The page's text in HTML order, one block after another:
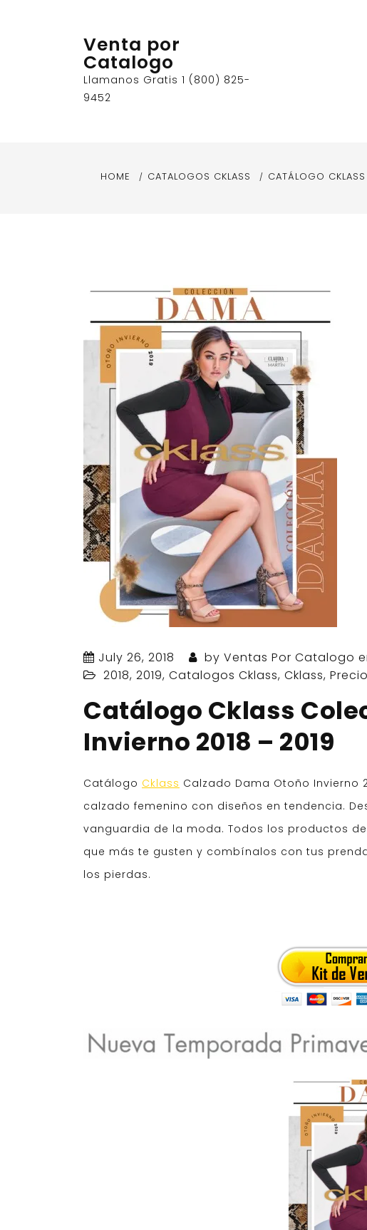
Venta por
Catalogo
Llamanos Gratis 1 (800) 825-
9452
HOME CATALOGOS CKLASS CATÁLOGO
July 26, 2018 by Ventas Por Catalogo
2018, 2019, Catalogos Cklass, Cklass,
Catálogo Cklass
Invierno 2018 – 2019
Catálogo Cklass Calzado Dama Otoño Invierno
calzado femenino con diseños en tendencia.
vanguardia de la moda. Todos los productos
que más te gusten y combínalos con tus
los pierdas.